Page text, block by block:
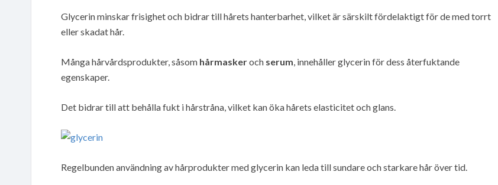
Glycerin minskar frisighet och bidrar till hårets hanterbarhet, vilket är särskilt fördelaktigt för de med torrt
eller skadat hår.
Många hårvårdsprodukter, såsom hårmaskeroch serum, innehåller glycerin för dess återfuktande
egenskaper.
Det bidrar till att behålla fukt i hårstråna, vilket kan öka hårets elasticitet och glans.
Regelbunden användning av hårprodukter med glycerin kan leda till sundare och starkare hår över tid.